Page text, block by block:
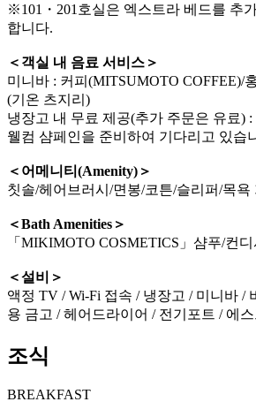
※101・201호실은 엑스트라 베드를 추
합니다.
＜객실 내 음료 서비스＞
미니바 : 커피(MITSUMOTO COFFEE)/
(기온 츠지리)
냉장고 내 무료 제공(추가 주문은 유료)
웰컴 샴페인을 준비하여 기다리고 있습
＜어메니티(Amenity)＞
칫솔/헤어브러시/면봉/코튼/슬리퍼/목욕
＜Bath Amenities＞
「MIKIMOTO COSMETICS」샴푸/컨
＜설비＞
액정 TV / Wi-Fi 접속 / 냉장고 / 미니바 /
용 금고 / 헤어드라이어 / 전기포트 / 에
조식
BREAKFAST